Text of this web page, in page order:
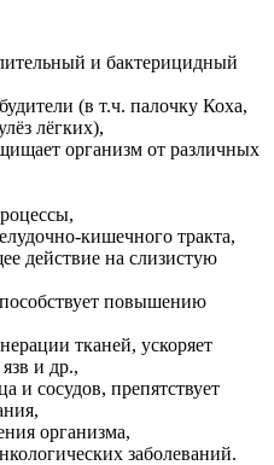
и бактерицидный
(в т.ч. палочку Коха,
лёгких),
организм от различных
кишечного тракта,
действие на слизистую
повышению
тканей, ускоряет
и др.,
и сосудов, препятствует
организма,
заболеваний.